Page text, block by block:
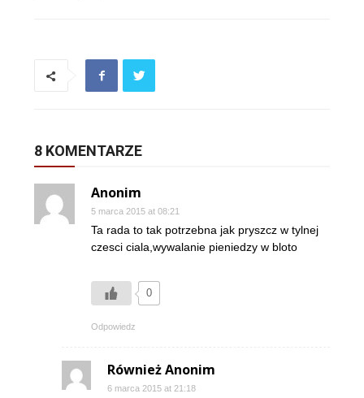
8 KOMENTARZE
Anonim
5 marca 2015 at 08:21
Ta rada to tak potrzebna jak pryszcz w tylnej
czesci ciala,wywalanie pieniedzy w bloto
0
Odpowiedz
Również Anonim
6 marca 2015 at 21:18